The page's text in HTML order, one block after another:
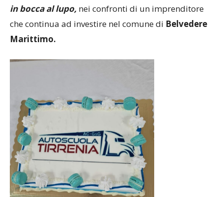
in bocca al lupo, nei confronti di un imprenditore
che continua ad investire nel comune di Belvedere
Marittimo.